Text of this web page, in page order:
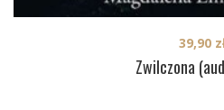
Zwilczona
39,90